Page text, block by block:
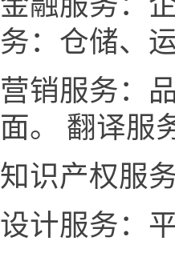
务：仓储、
营销服务：
面。 翻译服
知识产权服
设计服务：